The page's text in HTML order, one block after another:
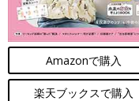
Amazonで購入
楽天ブックスで購入